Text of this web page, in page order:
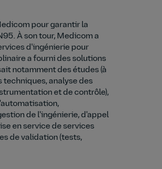
pour garantir la
À son tour, Medicom a
d'ingénierie pour
a fourni des solutions
notamment des études (à
analyse des
et de contrôle),
de l'ingénierie, d'appel
en service de services
de validation (tests,